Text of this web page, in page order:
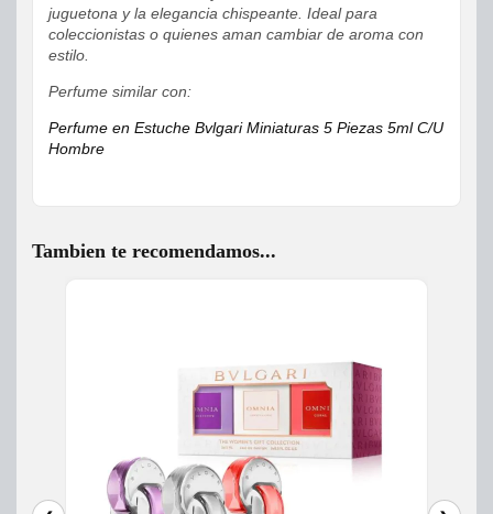
juguetona y la elegancia chispeante. Ideal para
coleccionistas o quienes aman cambiar de aroma con
estilo.
Perfume similar con:
Perfume en Estuche Bvlgari Miniaturas 5 Piezas 5ml C/U
Hombre
Tambien te recomendamos...